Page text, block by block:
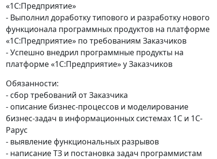
«1С:Предприятие»
- Выполнил доработку типового и разработку нового
функционала программных продуктов на платформе
«1С:Предприятие» по требованиям Заказчиков
- Успешно внедрил программные продукты на
платформе «1С:Предприятие» у Заказчиков
Обязанности:
- сбор требований от Заказчика
- описание бизнес-процессов и моделирование
бизнес-задач в информационных системах 1С и 1С-
Рарус
- выявление функциональных разрывов
- написание ТЗ и постановка задач программистам